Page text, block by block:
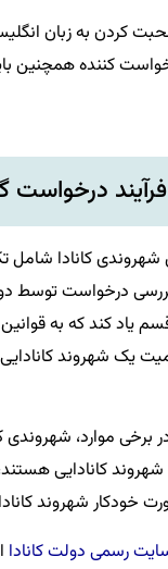
کردن به زبان
کننده همچنین
فرآیند درخواست
کانادا شامل
درخواست توسط
کند که به قوانین
برخی موارد،
شهروند کانادایی
خودکار شهروند
رسمی دولت کانادا